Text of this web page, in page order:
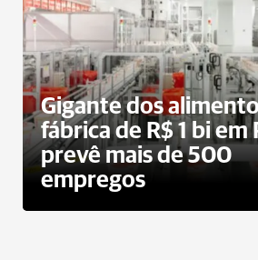
Gigante dos
fábrica de R$ 1 bi em
prevê mais de 500
empregos